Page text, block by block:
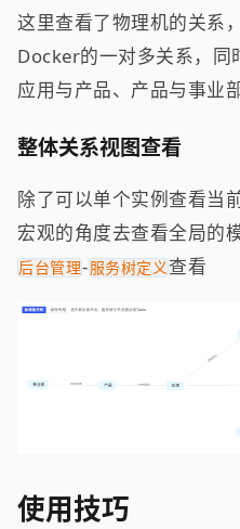
这里查看了物理机的关系
Docker的一对多关系，同
应用与产品、产品与事业
整体关系视图查看
除了可以单个实例查看当
宏观的角度去查看全局的
后台管理-服务树定义 查看
使用技巧